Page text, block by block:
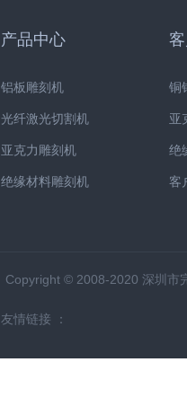
产品中心
铝板雕刻机
光纤激光切割机
亚克力雕刻机
绝缘材料雕刻机
铜
亚
绝
客
Copyright © 2008-2020 深圳市
友情链接 ：